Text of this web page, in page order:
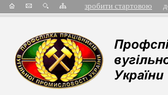
зробити стартовою